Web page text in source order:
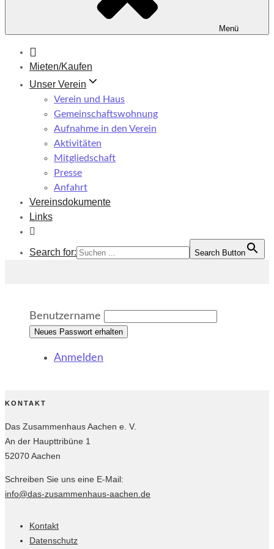
Menü
Mieten/Kaufen
Unser Verein
Verein und Haus
Gemeinschaftswohnung
Aufnahme in den Verein
Aktivitäten
Mitgliedschaft
Presse
Anfahrt
Vereinsdokumente
Links
Search for: Search Button
Benut­zer­na­me
Neues Passwort erhalten
Anmel­den
KONTAKT
Das Zusam­men­haus Aachen e. V.
An der Haupt­tri­bü­ne 1
52070 Aachen
Schrei­ben Sie uns eine E‑Mail:
info@das-zusammenhaus-aachen.de
Kontakt
Datenschutz